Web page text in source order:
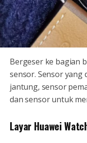
Bergeser ke bagian
sensor. Sensor yang
jantung, sensor
dan sensor untuk
Layar Huawei